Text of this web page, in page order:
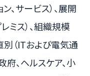
、サービス）、展開
ミス）、組織規模
別（ITおよび電気通
府、ヘルスケア、小